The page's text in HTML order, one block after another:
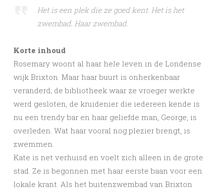
Het is een plek die ze goed kent. Het is het
zwembad. Haar zwembad.
Korte inhoud
Rosemary woont al haar hele leven in de Londense
wijk Brixton. Maar haar buurt is onherkenbaar
veranderd; de bibliotheek waar ze vroeger werkte
werd gesloten, de kruidenier die iedereen kende is
nu een trendy bar en haar geliefde man, George, is
overleden. Wat haar vooral nog plezier brengt, is
zwemmen.
Kate is net verhuisd en voelt zich alleen in de grote
stad. Ze is begonnen met haar eerste baan voor een
lokale krant. Als het buitenzwembad van Brixton